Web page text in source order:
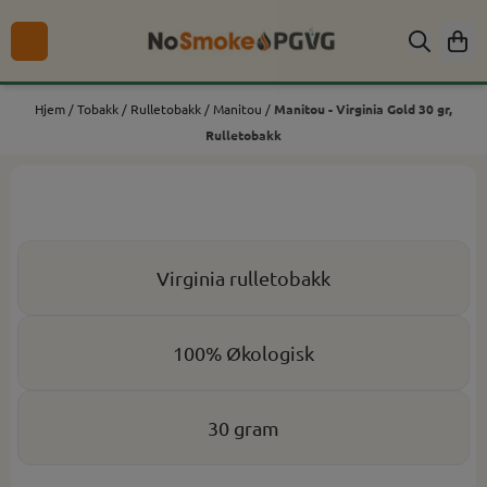
Hopp til innhold
Hjem /Tobakk / Rulletobakk / Manitou / Manitou - Virginia Gold 30 gr,
Rulletobakk
Virginia rulletobakk
100% Økologisk
30 gram